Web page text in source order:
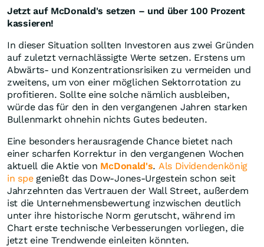
Jetzt auf McDonald's setzen – und über 100 Prozent
kassieren!
In dieser Situation sollten Investoren aus zwei Gründen
auf zuletzt vernachlässigte Werte setzen. Erstens um
Abwärts- und Konzentrationsrisiken zu vermeiden und
zweitens, um von einer möglichen Sektorrotation zu
profitieren. Sollte eine solche nämlich ausbleiben,
würde das für den in den vergangenen Jahren starken
Bullenmarkt ohnehin nichts Gutes bedeuten.
Eine besonders herausragende Chance bietet nach
einer scharfen Korrektur in den vergangenen Wochen
aktuell die Aktie von McDonald's. Als Dividendenkönig
in spegenießt das Dow-Jones-Urgestein schon seit
Jahrzehnten das Vertrauen der Wall Street, außerdem
ist die Unternehmensbewertung inzwischen deutlich
unter ihre historische Norm gerutscht, während im
Chart erste technische Verbesserungen vorliegen, die
jetzt eine Trendwende einleiten könnten.